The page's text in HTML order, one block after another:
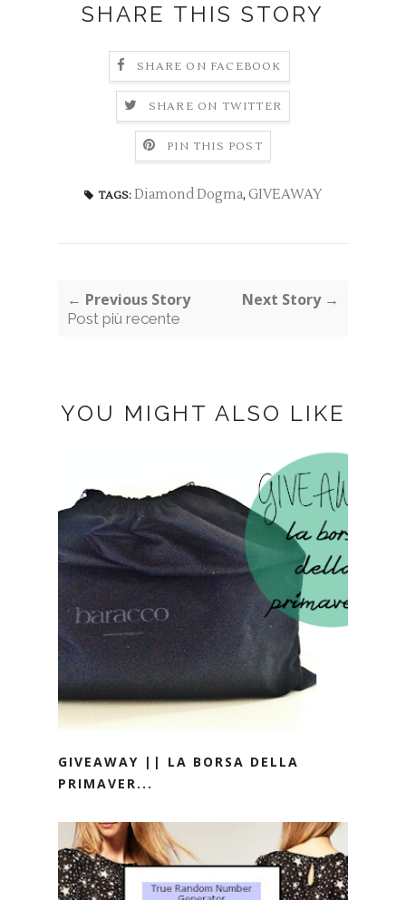
SHARE THIS STORY
SHARE ON FACEBOOK
SHARE ON TWITTER
PIN THIS POST
TAGS: Diamond Dogma, GIVEAWAY
← Previous Story
Post più recente
Next Story →
YOU MIGHT ALSO LIKE
GIVEAWAY || LA BORSA DELLA
PRIMAVER...